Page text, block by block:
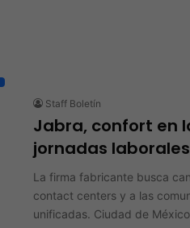
Staff Boletín
Jabra, confort en
jornadas laborales
La firma fabricante busca
contact centers y a las
unificadas. Ciudad de